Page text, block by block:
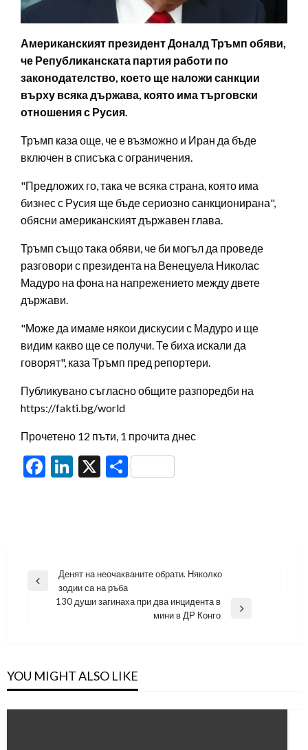
Американският президент Доналд Тръмп обяви,
че Републиканската партия работи по
законодателство, което ще наложи санкции
върху всяка държава, която има търговски
отношения с Русия.
Тръмп каза още, че е възможно и Иран да бъде
включен в списъка с ограничения.
"Предложих го, така че всяка страна, която има
бизнес с Русия ще бъде сериозно санкционирана",
обясни американският държавен глава.
Тръмп също така обяви, че би могъл да проведе
разговори с президента на Венецуела Николас
Мадуро на фона на напрежението между двете
държави.
"Може да имаме някои дискусии с Мадуро и ще
видим какво ще се получи. Те биха искали да
говорят", каза Тръмп пред репортери.
Публикувано съгласно общите разпоредби на
https://fakti.bg/world
Прочетено 12 пъти, 1 прочита днес
Facebook
LinkedIn
X Share
Навигация
Previous
Денят на неочакваните обрати. Няколко
зодии са на ръба
130 души загинаха при два инцидента в
мини в ДР Конго
YOU MIGHT ALSO LIKE